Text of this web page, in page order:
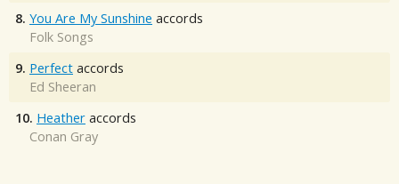
8. You Are My Sunshine accords
Folk Songs
9. Perfect accords
Ed Sheeran
10. Heather accords
Conan Gray